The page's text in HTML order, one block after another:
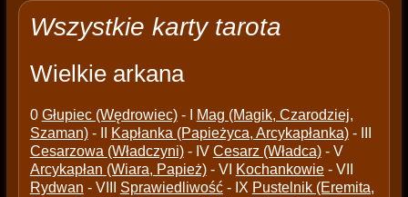
Wszystkie karty tarota
Wielkie arkana
0 Głupiec (Wędrowiec)- I
Mag (Magik, Czarodziej,
Szaman)- II Kapłanka (Papieżyca, Arcykapłanka)- III
Cesarzowa (Władczyni)- IV Cesarz (Władca)- V
Arcykapłan (Wiara, Papież)- VI Kochankowie- VII
Rydwan - VIII Sprawiedliwość- IX Pustelnik (Eremita,